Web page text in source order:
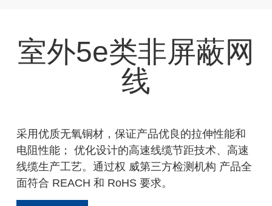
室外5e类非屏蔽网
线
采用优质无氧铜材，保证产品优良的拉伸性能和
电阻性能； 优化设计的高速线缆节距技术、高速
线缆生产工艺。通过权 威第三方检测机构 产品全
面符合 REACH 和 RoHS 要求。